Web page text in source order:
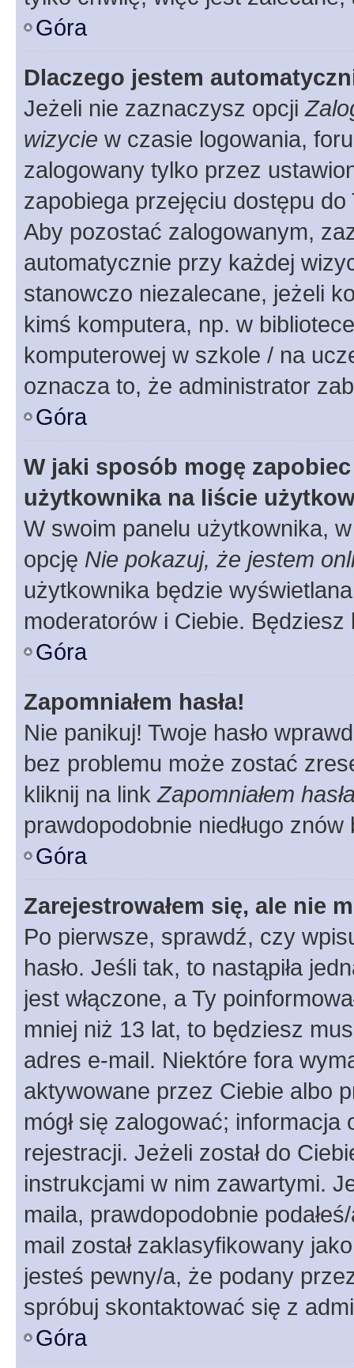
Góra
Dlaczego jestem
Jeżeli nie zaznaczysz opcji
wizycie w czasie logowania,
zalogowany tylko przez
zapobiega przejęciu dostępu
Aby pozostać zalogowanym,
automatycznie przy każdej
stanowczo niezalecane, jeżeli
kimś komputera, np. w
komputerowej w szkole / na
oznacza to, że administrator
Góra
W jaki sposób mogę
użytkownika na liście
W swoim panelu użytkownika,
opcję Nie pokazuj, że jestem
użytkownika będzie
moderatorów i Ciebie.
Góra
Zapomniałem hasła!
Nie panikuj! Twoje hasło
bez problemu może zostać
kliknij na linkZapomniałem
prawdopodobnie niedługo
Góra
Zarejestrowałem się, ale nie
Po pierwsze, sprawdź, czy
hasło. Jeśli tak, to nastąpiła
jest włączone, a Ty
mniej niż 13 lat, to będziesz
adres e-mail. Niektóre fora
aktywowane przez Ciebie albo
mógł się zalogować;
rejestracji. Jeżeli został do
instrukcjami w nim zawartymi.
maila, prawdopodobnie
mail został zaklasyfikowany
jesteś pewny/a, że podany
spróbuj skontaktować się z
Góra